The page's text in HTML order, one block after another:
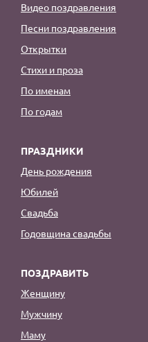
Видео поздравления
Песни поздравления
Открытки
Стихи и проза
По именам
По годам
ПРАЗДНИКИ
День рождения
Юбилей
Свадьба
Годовщина свадьбы
ПОЗДРАВИТЬ
Женщину
Мужчину
Маму